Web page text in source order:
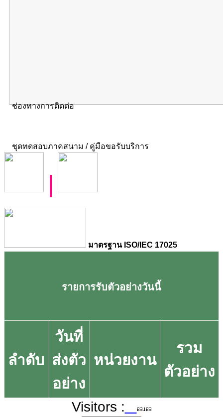
ช่องทางการติดต่อ
ชุดทดสอบภาคสนาม / คู่มือขอรับบริการ
มาตรฐาน ISO/IEC 17025
รายการรับตัวอย่างวันนี้
ลำดับ
วันที่
ส่งตัว
อย่าง
หน่วยงาน
รวม
ตัวอย่าง
Visitors :